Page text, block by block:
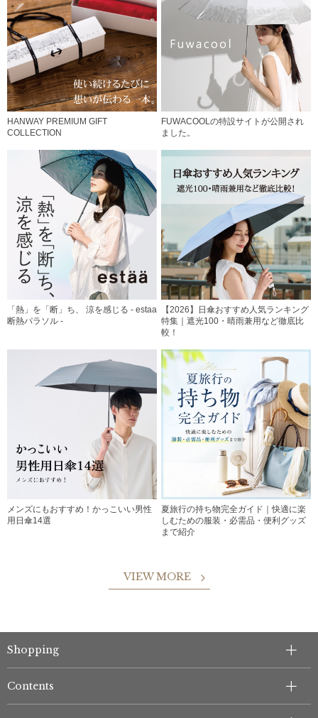
HANWAY PREMIUM GIFT
COLLECTION
FUWACOOLの特設サイトが公開され
ました。
「熱」を「断」ち、 涼を感じる - estaa
断熱パラソル -
【2026】日傘おすすめ人気ランキング
特集｜遮光100・晴雨兼用など徹底比
較！
メンズにもおすすめ！かっこいい男性
用日傘14選
夏旅行の持ち物完全ガイド｜快適に楽
しむための服装・必需品・便利グッズ
まで紹介
VIEW MORE
Shopping
Contents